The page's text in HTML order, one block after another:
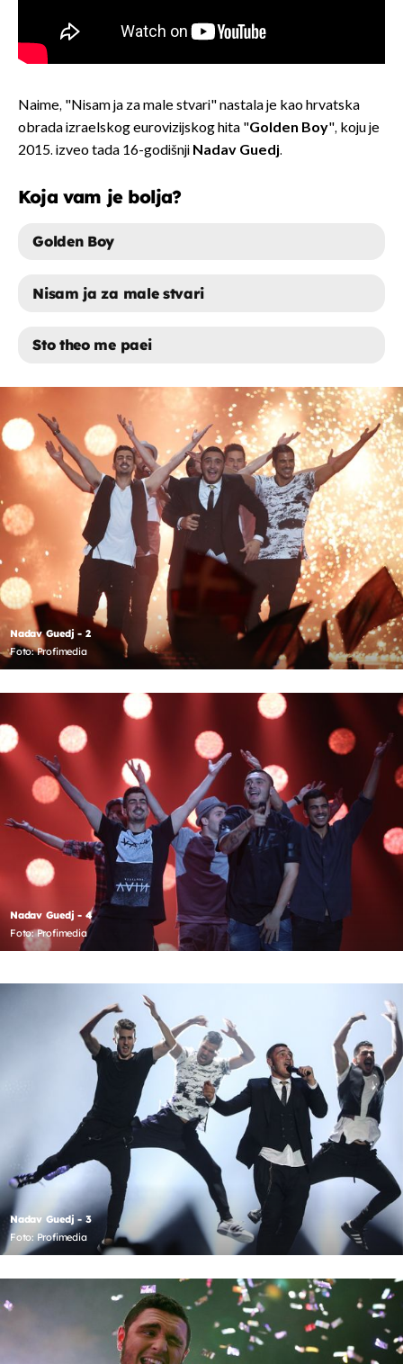
Naime, "Nisam ja za male stvari" nastala je kao hrvatska
obrada izraelskog eurovizijskog hita "Golden Boy", koju je
2015. izveo tada 16-godišnji Nadav Guedj.
Koja vam je bolja?
Golden Boy
Nisam ja za male stvari
Sto theo me paei
GOLDEN BOY
NISAM JA ZA MALE STVARI
STO THEO ME PAEI
Nadav Guedj - 2
Foto: Profimedia
Nadav Guedj - 4
Foto: Profimedia
Nadav Guedj - 3
Foto: Profimedia